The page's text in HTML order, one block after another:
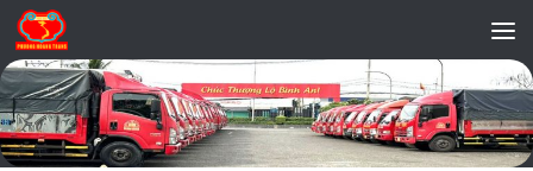
Skip to content